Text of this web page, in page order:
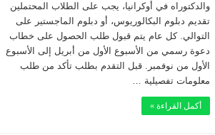
والدكتوراه في أوكرانيا، يجب على الطلاب المحتملين
تقديم دبلوم البكالوريوس، أو دبلوم الماجستير على
التوالي. كل عام يتم قبول طلب الحصول على خطاب
دعوة رسمي من الأسبوع الأول من أبريل إلى الأسبوع
الأول من نوفمبر. قبل التقدم بطلب تأكد من طلب
معلومات تفصيلية …
أكمل القراءة »